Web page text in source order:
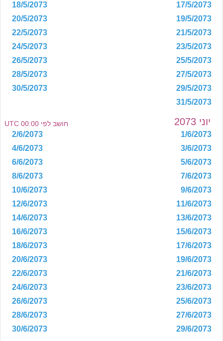
17/5/2073
18/5/2073
19/5/2073
20/5/2073
21/5/2073
22/5/2073
23/5/2073
24/5/2073
25/5/2073
26/5/2073
27/5/2073
28/5/2073
29/5/2073
30/5/2073
31/5/2073
יוני 2073 חושב לפי 00:00 UTC
1/6/2073
2/6/2073
3/6/2073
4/6/2073
5/6/2073
6/6/2073
7/6/2073
8/6/2073
9/6/2073
10/6/2073
11/6/2073
12/6/2073
13/6/2073
14/6/2073
15/6/2073
16/6/2073
17/6/2073
18/6/2073
19/6/2073
20/6/2073
21/6/2073
22/6/2073
23/6/2073
24/6/2073
25/6/2073
26/6/2073
27/6/2073
28/6/2073
29/6/2073
30/6/2073